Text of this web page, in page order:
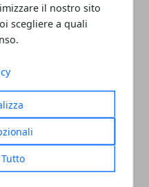
il nostro sito
scegliere a quali
Bologna, sei delibere in
Consiglio: voto su rischi
Fissore